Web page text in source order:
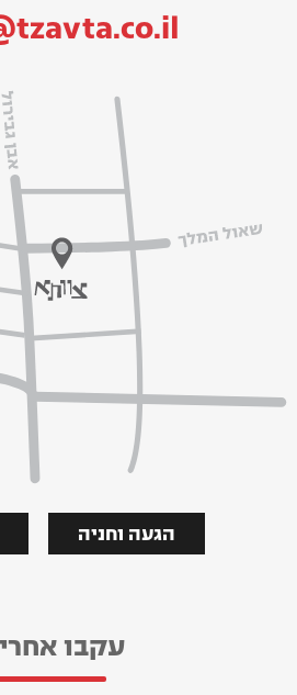
הגעה וחניה
עקבו